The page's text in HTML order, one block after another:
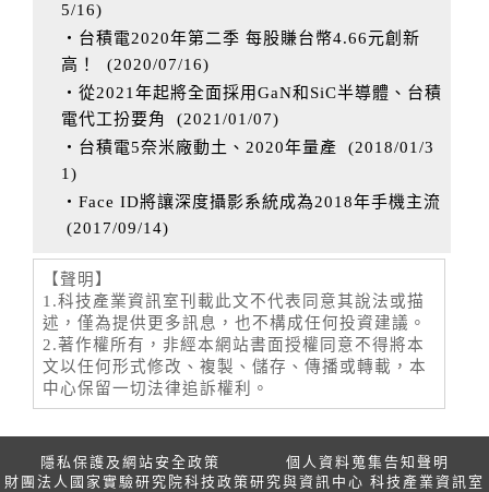
5/16)
‧台積電2020年第二季 每股賺台幣4.66元創新
高！
(2020/07/16)
‧從2021年起將全面採用GaN和SiC半導體、台積
電代工扮要角
(2021/01/07)
‧台積電5奈米廠動土、2020年量產 (2018/01/3
1)
‧Face ID將讓深度攝影系統成為2018年手機主流
(2017/09/14)
【聲明】
1.科技產業資訊室刊載此文不代表同意其說法或描
述，僅為提供更多訊息，也不構成任何投資建議。
2.著作權所有，非經本網站書面授權同意不得將本
文以任何形式修改、複製、儲存、傳播或轉載，本
中心保留一切法律追訴權利。
隱私保護及網站安全政策
個人資料蒐集告知聲明
財團法人國家實驗研究院科技政策研究與資訊中心 科技產業資訊室